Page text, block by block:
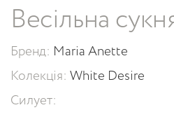
Весільна
Бренд: Maria Anette
Колекція: White Desire
Силует: